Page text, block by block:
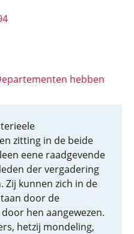
hebben
zitting in de beide
eene raadgevende
der vergadering
Zij kunnen zich in de
door de
hen aangewezen.
hetzij mondeling,